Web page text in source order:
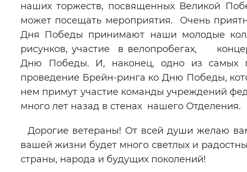
наших торжеств, посвященных Великой
может посещать мероприятия. Очень
Дня Победы принимают наши молодые
рисунков, участие в велопробегах,
Дню Победы. И, наконец, одно из самых
проведение Брейн-ринга ко Дню Победы,
нем примут участие команды учреждений
много лет назад в стенах нашего
Дорогие ветераны! От всей души желаю
вашей жизни будет много светлых и
страны, народа и будущих поколений!